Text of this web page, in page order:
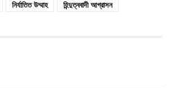
নির্যাতিত উম্মাহ হিন্দুত্ববাদী আগ্রাসন